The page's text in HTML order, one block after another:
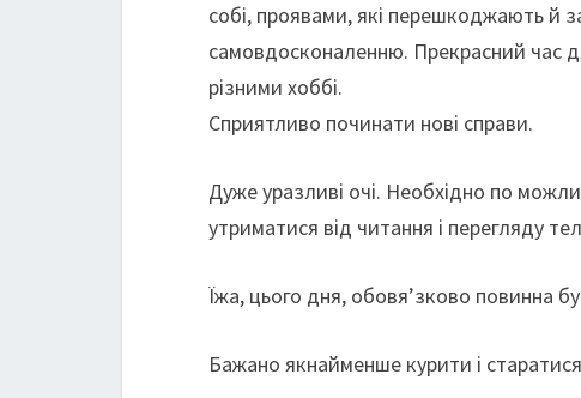
собі, проявами, які перешкоджають й
самовдосконаленню. Прекрасний час
різними хоббі.
Сприятливо починати нові справи.
Дуже уразливі очі. Необхідно по
утриматися від читання і перегляду
Їжа, цього дня, обовя’зково повинна
Бажано якнайменше курити і